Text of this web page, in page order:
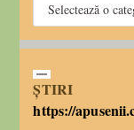
ȘTIRI
https://